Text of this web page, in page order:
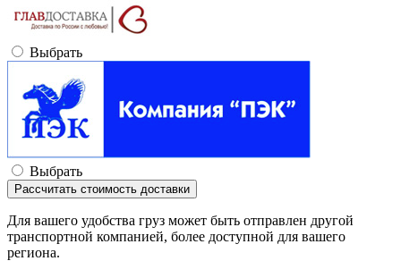
Выбрать
Выбрать
Рассчитать стоимость доставки
Для вашего удобства груз может быть отправлен другой
транспортной компанией, более доступной для вашего
региона.